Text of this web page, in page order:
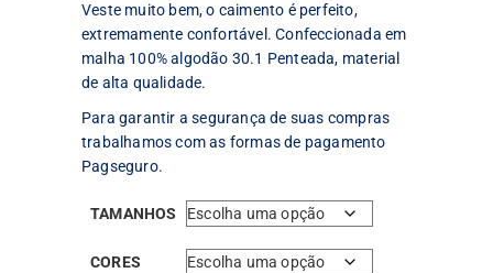
Veste muito bem, o caimento é perfeito,
extremamente confortável. Confeccionada em
malha 100% algodão 30.1 Penteada, material
de alta qualidade.
Para garantir a segurança de suas compras
trabalhamos com as formas de pagamento
Pagseguro.
TAMANHOS
CORES